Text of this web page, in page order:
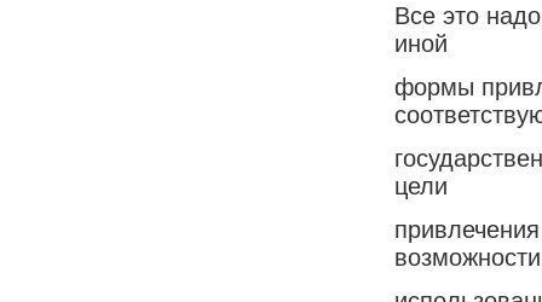
Все это
иной
формы
цели